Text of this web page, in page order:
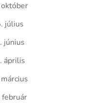
július
június
április